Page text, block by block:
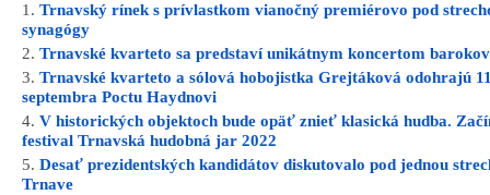
Trnavský rínek s prívlastkom vianočný premiérovo pod
synagógy
Trnavské kvarteto sa predstaví unikátnym koncertom
Trnavské kvarteto a sólová hobojistka Grejtáková odohrajú
septembra Poctu Haydnovi
V historických objektoch bude opäť znieť klasická hudba.
festival Trnavská hudobná jar 2022
Desať prezidentských kandidátov diskutovalo pod jednou
Trnave